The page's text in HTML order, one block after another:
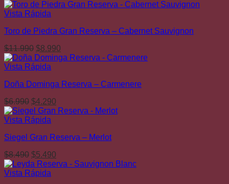
precio
original
$8.990.
precio
$4.990.
Vista Rápida
Toro de Piedra Gran Reserva – Cabernet Sauvignon
$11.990 El
precio
original
$11.990.
$8.990
precio
$8.990.
Vista Rápida
Doña Dominga Reserva – Carmenere
$6.990 El
precio
original
$6.990.
$4.290
precio
$4.290.
Vista Rápida
Siegel Gran Reserva – Merlot
$8.490 El
precio
original
$5.490
precio
Vista Rápida